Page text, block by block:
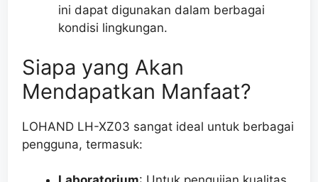
ini dapat digunakan dalam berbagai
kondisi lingkungan.
Siapa yang Akan
Mendapatkan Manfaat?
LOHAND LH-XZ03 sangat ideal untuk berbagai
pengguna, termasuk: